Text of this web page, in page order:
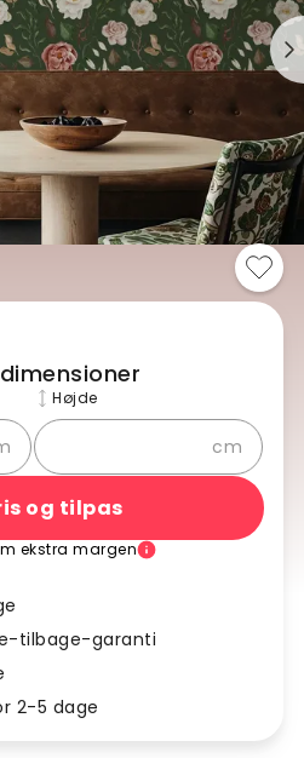
Højde
cm
og tilpas
ekstra margen
tilbage-garanti
2-5 dage